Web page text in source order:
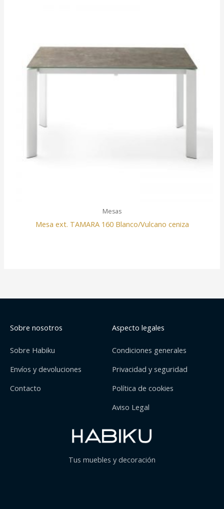
Mesas
Mesa ext. TAMARA 160 Blanco/Vulcano ceniza
Sobre nosotros
Sobre Habiku
Envíos y devoluciones
Contacto
Aspecto legales
Condiciones generales
Privacidad y seguridad
Política de cookies
Aviso Legal
Tus muebles y decoración